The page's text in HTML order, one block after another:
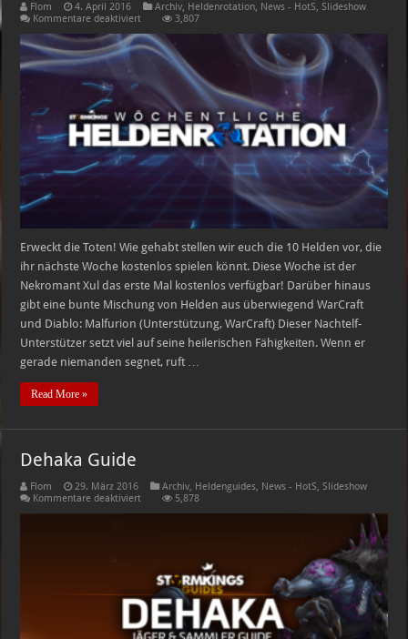
Flom 4. April 2016 Archiv Heldenrotation News - HotS ,Slideshow
Kommentare deaktiviertfür
of
the
Storm
to-
Heldenrotation
–
05.04.2016
–
12.04.2016
3,807
Erweckt die Toten! Wie gehabt stellen wir euch die 10 Helden vor, die
ihr nächste Woche kostenlos spielen könnt. Diese Woche ist der
Nekromant Xul das erste Mal kostenlos verfügbar! Darüber hinaus
gibt eine bunte Mischung von Helden aus überwiegend WarCraft
und Diablo: Malfurion (Unterstützung, WarCraft) Dieser Nachtelf-
Unterstützer setzt viel auf seine heilerischen Fähigkeiten. Wenn er
gerade niemanden segnet, ruft …
Read More »
Dehaka Guide
Flom 29. März 2016 Archiv, Heldenguides, News - HotS,Slideshow
Kommentare deaktiviertfür
5,878